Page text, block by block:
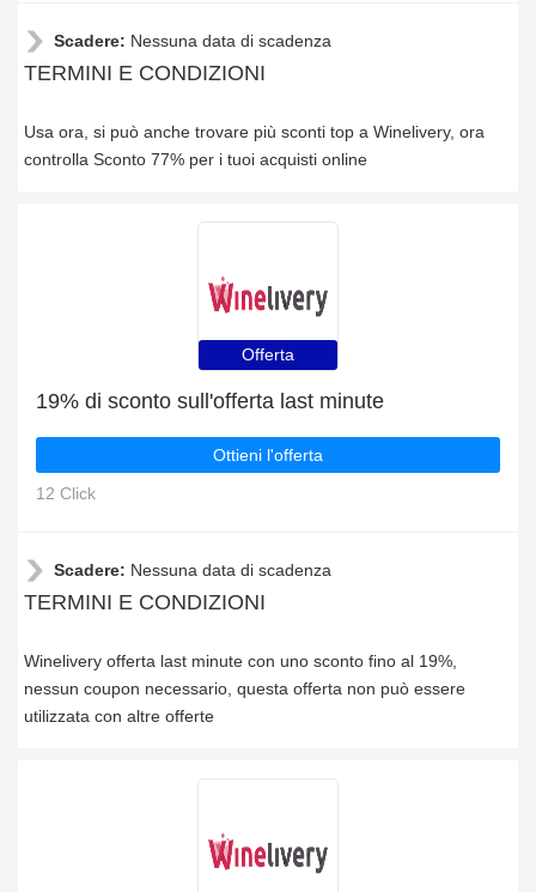
Scadere: Nessuna data di scadenza
TERMINI E CONDIZIONI
Usa ora, si può anche trovare più sconti top a Winelivery, ora
controlla Sconto 77% per i tuoi acquisti online
Offerta
19% di sconto sull'offerta last minute
Ottieni l'offerta
12 Click
Scadere: Nessuna data di scadenza
TERMINI E CONDIZIONI
Winelivery offerta last minute con uno sconto fino al 19%,
nessun coupon necessario, questa offerta non può essere
utilizzata con altre offerte